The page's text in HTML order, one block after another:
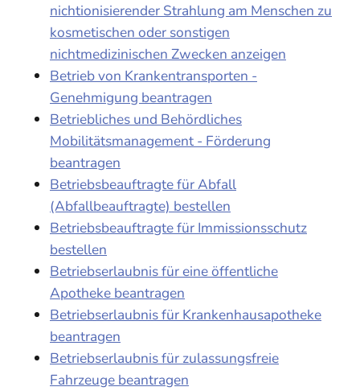
nichtionisierender Strahlung am Menschen zu
kosmetischen oder sonstigen
nichtmedizinischen Zwecken anzeigen
Betrieb von Krankentransporten -
Genehmigung beantragen
Betriebliches und Behördliches
Mobilitätsmanagement - Förderung
beantragen
Betriebsbeauftragte für Abfall
(Abfallbeauftragte) bestellen
Betriebsbeauftragte für Immissionsschutz
bestellen
Betriebserlaubnis für eine öffentliche
Apotheke beantragen
Betriebserlaubnis für Krankenhausapotheke
beantragen
Betriebserlaubnis für zulassungsfreie
Fahrzeuge beantragen